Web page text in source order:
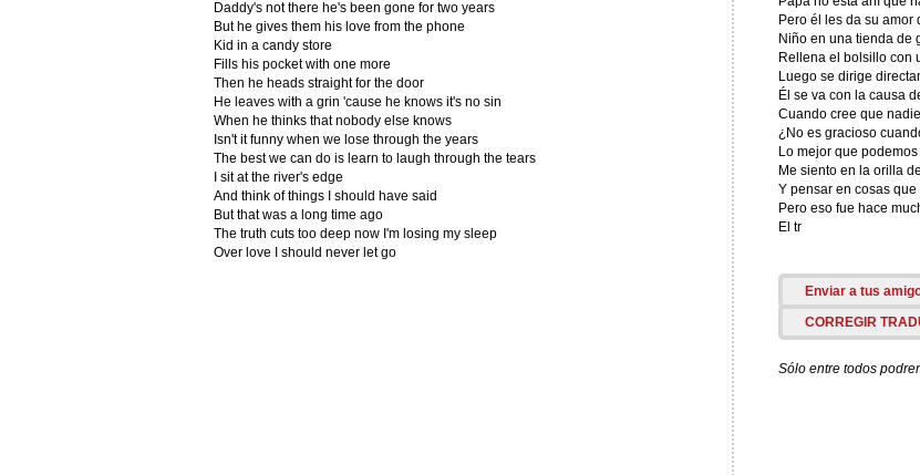
Daddy's not there he's been gone for two years
But he gives them his love from the phone
Kid in a candy store
Fills his pocket with one more
Then he heads straight for the door
He leaves with a grin 'cause he knows it's no sin
When he thinks that nobody else knows
Isn't it funny when we lose through the years
The best we can do is learn to laugh through the tears
I sit at the river's edge
And think of things I should have said
But that was a long time ago
The truth cuts too deep now I'm losing my sleep
Over love I should never let go
Pero él les da su amor
Niño en una tienda de
Rellena el bolsillo con
Luego se dirige
Él se va con la causa
Cuando cree que
¿No es gracioso
Lo mejor que
Me siento en la orilla
Y pensar en cosas
Pero eso fue hace
El tr
Enviar a tus
CORREGIR
Sólo entre todos